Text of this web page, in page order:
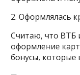
2. Оформлялась
Считаю, что ВТБ
оформление
бонусы, которые